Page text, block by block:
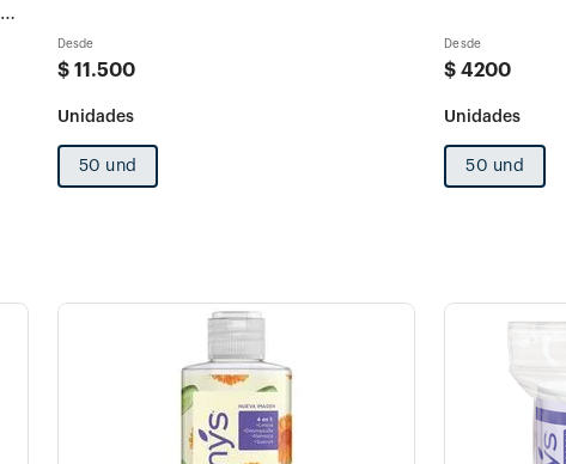
Desde
$ 11 .500
50 und
Desde
$ 4200
50 und